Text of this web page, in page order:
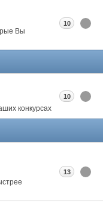
Вы
10
конкурсах
10
13